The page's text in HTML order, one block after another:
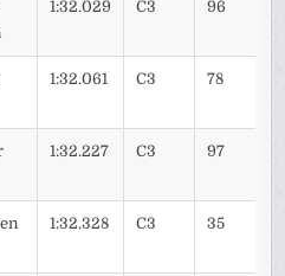
1:32.029 C3 96
1:32.061 C3 78
1:32.227 C3 97
1:32.328 C3 35